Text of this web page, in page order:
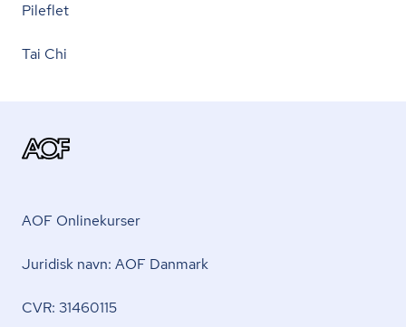
Pileflet
Tai Chi
AOF Onlinekurser
Juridisk navn: AOF Danmark
CVR: 31460115